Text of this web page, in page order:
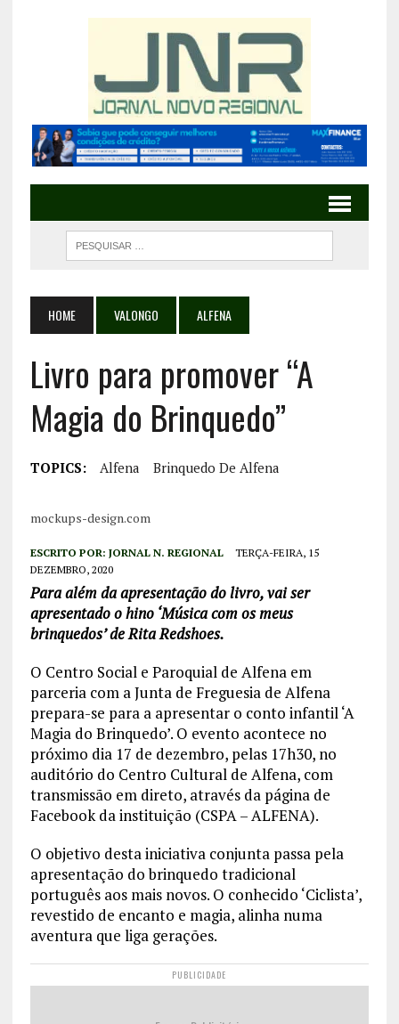
HOME VALONGO ALFENA
Livro para promover “A
Magia do Brinquedo”
TOPICS: Alfena Brinquedo De Alfena
mockups-design.com
ESCRITO POR: JORNAL N. REGIONAL
TERÇA-FEIRA, 15
DEZEMBRO, 2020
Para além da apresentação do livro, vai ser
apresentado o hino ‘Música com os meus
brinquedos’ de Rita Redshoes.
O Centro Social e Paroquial de Alfena em
parceria com a Junta de Freguesia de Alfena
prepara-se para a apresentar o conto infantil ‘A
Magia do Brinquedo’. O evento acontece no
próximo dia 17 de dezembro, pelas 17h30, no
auditório do Centro Cultural de Alfena, com
transmissão em direto, através da página de
Facebook da instituição (CSPA – ALFENA).
O objetivo desta iniciativa conjunta passa pela
apresentação do brinquedo tradicional
português aos mais novos. O conhecido ‘Ciclista’,
revestido de encanto e magia, alinha numa
aventura que liga gerações.
PUBLICIDADE